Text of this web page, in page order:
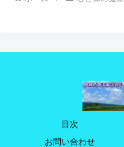
目次
お問い合わせ